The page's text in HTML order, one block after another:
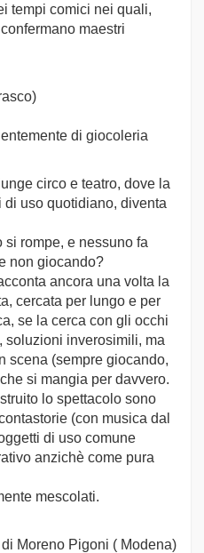
tempi comici nei quali,
maestri
di giocoleria
circo e teatro, dove la
uso quotidiano, diventa
rompe, e nessuno fa
non giocando?
ancora una volta la
cercata per lungo e per
se la cerca con gli occhi
soluzioni inverosimili, ma
scena (sempre giocando,
si mangia per davvero.
lo spettacolo sono
(con musica dal
di uso comune
anzichè come pura
mescolati.
Moreno Pigoni ( Modena)